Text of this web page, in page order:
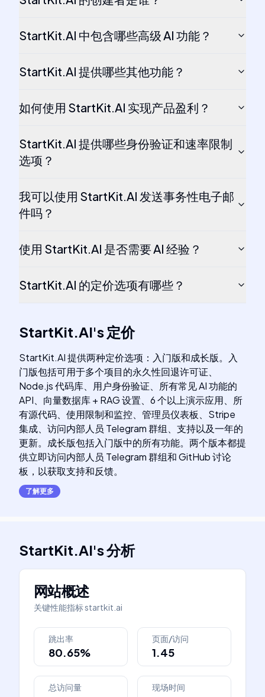
StartKit.AI 中包含哪些高级 AI 功能？
StartKit.AI 提供哪些其他功能？
如何使用 StartKit.AI 实现产品盈利？
StartKit.AI 提供哪些身份验证和速率限制
选项？
我可以使用 StartKit.AI 发送事务性电子邮
件吗？
使用 StartKit.AI 是否需要 AI 经验？
StartKit.AI 的定价选项有哪些？
StartKit.AI's 定价
StartKit.AI 提供两种定价选项：入门版和成长版。入
门版包括可用于多个项目的永久性回退许可证、
Node.js 代码库、用户身份验证、所有常见 AI 功能的
API、向量数据库 + RAG 设置、6 个以上演示应用、所
有源代码、使用限制和监控、管理员仪表板、Stripe
集成、访问内部人员 Telegram 群组、支持以及一年的
更新。成长版包括入门版中的所有功能。两个版本都提
供立即访问内部人员 Telegram 群组和 GitHub 讨论
板，以获取支持和反馈。
了解更多
StartKit.AI's分析
网站概述
关键性能指标startkit.ai
跳出率
80.65%
页面/访问
1.45
总访问量 现场时间